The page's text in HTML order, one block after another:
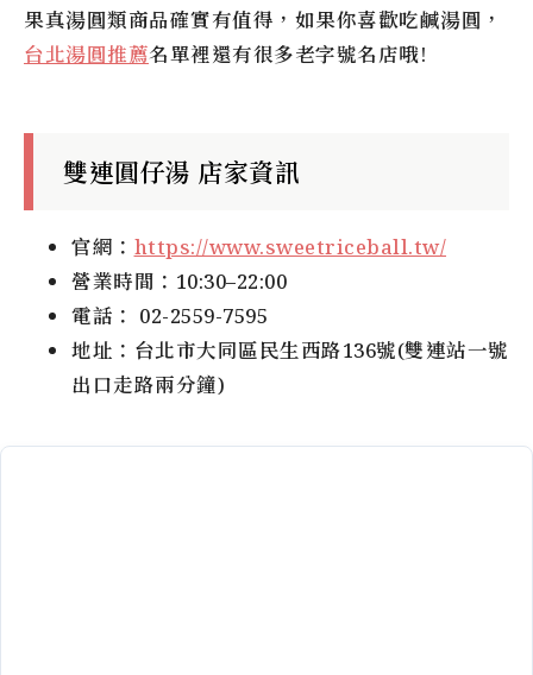
果真湯圓類商品確實有值得，如果你喜歡吃鹹湯圓，
台北湯圓推薦名單裡還有很多老字號名店哦!
雙連圓仔湯 店家資訊
官網： https://www.sweetriceball.tw/
營業時間：10:30–22:00
電話： 02-2559-7595
地址：台北市大同區民生西路136號(雙連站一號
出口走路兩分鐘)